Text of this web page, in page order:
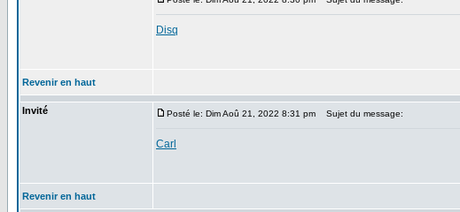
Disq
Revenir en haut
Invité Posté le: Dim Aoû 21, 2022 8:31 pm Sujet du message:
Carl
Revenir en haut